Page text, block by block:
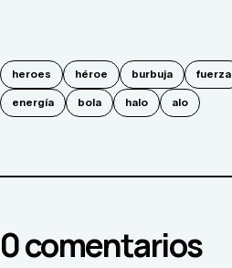
heroes héroe burbuja fuerza
energía bola halo alo
0comentarios